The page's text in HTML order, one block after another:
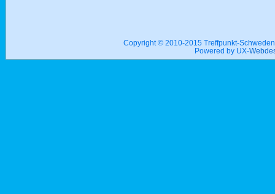
Copyright © 2010-2015 Treffpunkt-
Powered by UX-